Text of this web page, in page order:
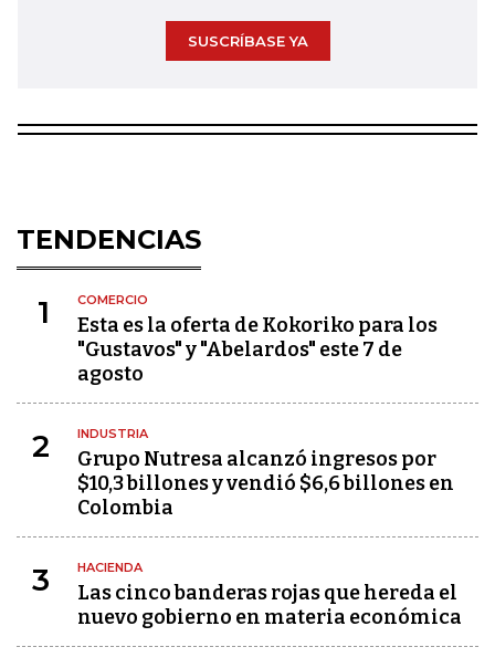
SUSCRÍBASE YA
TENDENCIAS
1 COMERCIO
Esta es la oferta de Kokoriko para los
"Gustavos" y "Abelardos" este 7 de
agosto
2 INDUSTRIA
Grupo Nutresa alcanzó ingresos por
$10,3 billones y vendió $6,6 billones en
Colombia
3 HACIENDA
Las cinco banderas rojas que hereda el
nuevo gobierno en materia económica